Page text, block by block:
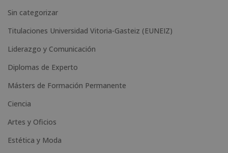
Sin categorizar
Titulaciones Universidad Vitoria-Gasteiz (EUNEIZ)
Liderazgo y Comunicación
Diplomas de Experto
Másters de Formación Permanente
Ciencia
Artes y Oficios
Estética y Moda